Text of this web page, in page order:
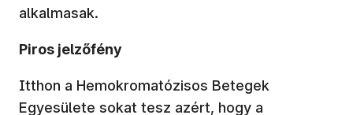
alkalmasak.
Piros jelzőfény
Itthon a Hemokromatózisos Betegek
Egyesülete sokat tesz azért, hogy a